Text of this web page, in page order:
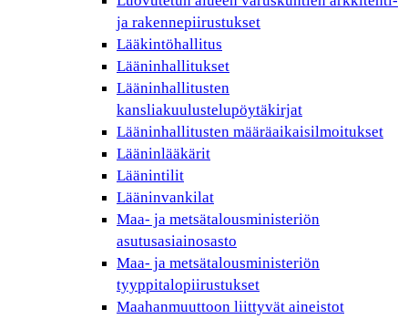
ja rakennepiirustukset
Lääkintöhallitus
Lääninhallitukset
Lääninhallitusten
kansliakuulustelupöytäkirjat
Lääninhallitusten määräaikaisilmoitukset
Lääninlääkärit
Läänintilit
Lääninvankilat
Maa- ja metsätalousministeriön
asutusasiainosasto
Maa- ja metsätalousministeriön
tyyppitalopiirustukset
Maahanmuuttoon liittyvät aineistot